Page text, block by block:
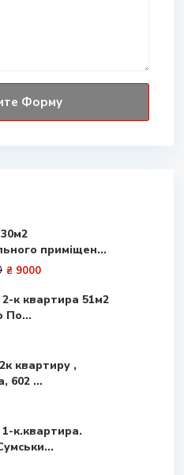
приміщен...
₴ 9000
к квартира 51м2
По...
квартиру ,
602 ...
к.квартира.